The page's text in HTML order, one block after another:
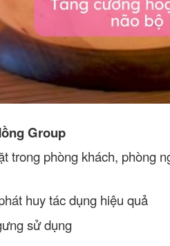
Group
trong phòng khách, phòng
huy tác dụng hiệu quả
sử dụng